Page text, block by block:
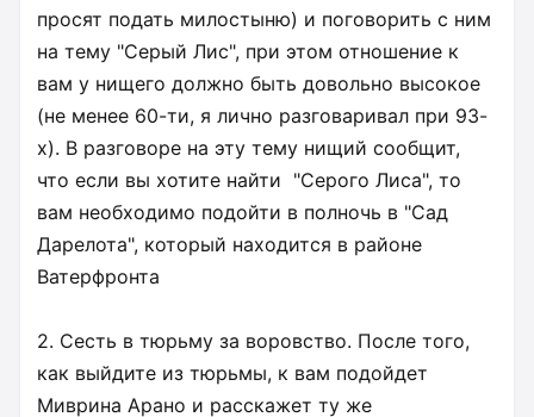
просят подать милостыню) и поговорить с ним
на тему "Серый Лис", при этом отношение к
вам у нищего должно быть довольно высокое
(не менее 60-ти, я лично разговаривал при 93-
х). В разговоре на эту тему нищий сообщит,
что если вы хотите найти "Серого Лиса", то
вам необходимо подойти в полночь в "Сад
Дарелота", который находится в районе
Ватерфронта
2. Сесть в тюрьму за воровство. После того,
как выйдите из тюрьмы, к вам подойдет
Миврина Арано и расскажет ту же